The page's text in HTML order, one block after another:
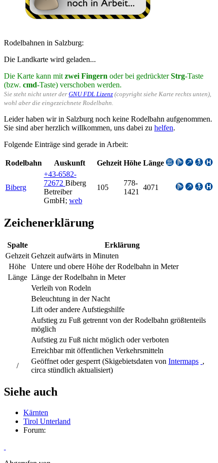
Rodelbahnen in Salzburg:
Die Landkarte wird geladen...
Die Karte kann mit zwei Fingern oder bei gedrückterStrg-Taste
(bzw. cmd-Taste) verschoben werden.
Sie steht nicht unter der GNU FDL Lizenz (copyright siehe Karte rechts unten),
wohl aber die eingezeichnete Rodelbahn.
Leider haben wir in Salzburg noch keine Rodelbahn aufgenommen.
Sie sind aber herzlich willkommen, uns dabei zu helfen.
Folgende Einträge sind gerade in Arbeit:
Rodelbahn Auskunft Gehzeit Höhe Länge
Biberg
+43-6582-
72672 Biberg
Betreiber
GmbH; web
105
778-
1421
4071
Zeichenerklärung
Spalte
Erklärung
Gehzeit Gehzeit aufwärts in Minuten
Höhe
Untere und obere Höhe der Rodelbahn in Meter
Länge Länge der Rodelbahn in Meter
Verleih von Rodeln
Beleuchtung in der Nacht
Lift oder andere Aufstiegshilfe
Aufstieg zu Fuß getrennt von der Rodelbahn größtenteils
möglich
Aufstieg zu Fuß nicht möglich oder verboten
Erreichbar mit öffentlichen Verkehrsmitteln
/
Geöffnet oder gesperrt (Skigebietsdaten von Intermaps ,
circa stündlich aktualisiert)
Siehe auch
Kärnten
Tirol Unterland
Forum: